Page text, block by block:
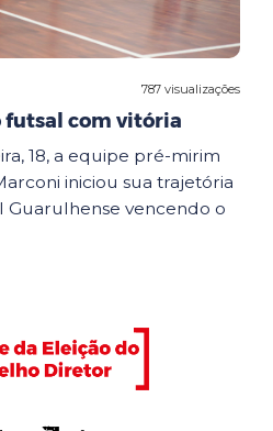
787 visualizações
futsal com vitória
18, a equipe pré-mirim
iniciou sua trajetória
Guarulhense vencendo o